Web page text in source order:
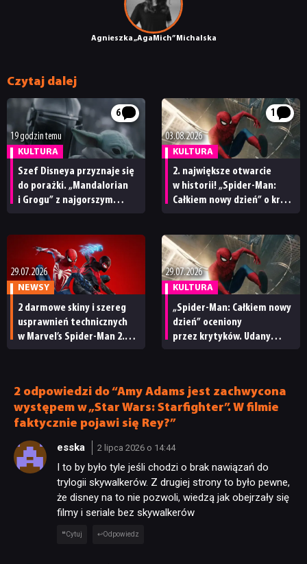
Agnieszka „AgaMich” Michalska
Czytaj dalej
6
19 godzin temu
KULTURA
Szef Disneya przyznaje się
do porażki. „Mandalorian
i Grogu” z najgorszym
1
03.08.2026
KULTURA
2. największe otwarcie
w historii! „Spider-Man:
Całkiem nowy dzień” o krok
29.07.2026
NEWSY
2 darmowe skiny i szereg
usprawnień technicznych
w Marvel’s Spider-Man 2.
pająkowego szaleństwa
29.07.2026
KULTURA
„Spider-Man: Całkiem nowy
dzień” oceniony
przez krytyków. Udany
2 odpowiedzi do “Amy Adams jest zachwycona
występem w „Star Wars: Starfighter”. W filmie
faktycznie pojawi się Rey?”
esska 2 lipca 2026 o 14:44
I to by było tyle jeśli chodzi o brak nawiązań do
trylogii skywalkerów. Z drugiej strony to było pewne,
że disney na to nie pozwoli, wiedzą jak obejrzały się
filmy i seriale bez skywalkerów
Cytuj Odpowiedz